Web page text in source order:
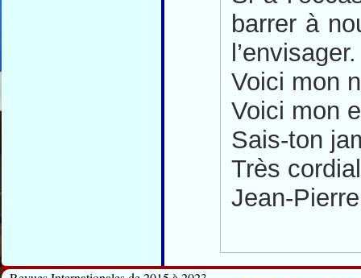
barrer à
l’envisager.
Voici mon
Voici mon
Sais-ton
Très
Jean-